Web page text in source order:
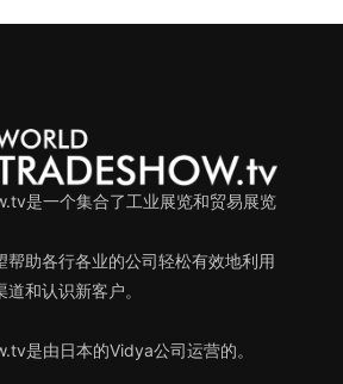
是一个集合了工业展览和贸易展览
帮助各行各业的公司轻松有效地利用
和认识新客户。
是由日本的Vidya公司运营的。